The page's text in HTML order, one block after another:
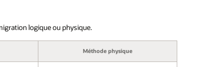
logique ou physique.
Méthode physique